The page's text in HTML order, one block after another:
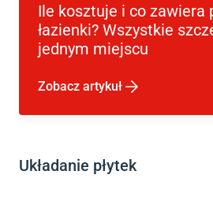
Ile kosztuje i co zawiera
łazienki? Wszystkie
jednym miejscu
Zobacz artykuł
Układanie płytek